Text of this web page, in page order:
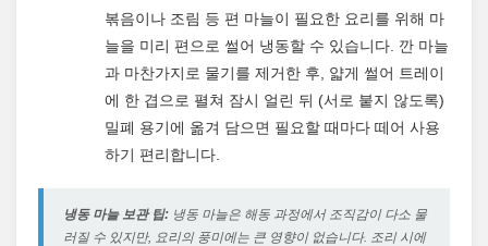
볶음이나 조림 등 편 마늘이 필요한 요리를 위해 마
늘을 미리 편으로 썰어 냉동할 수 있습니다. 깐 마늘
과 마찬가지로 물기를 제거한 후, 얇게 썰어 트레이
에 한 겹으로 펼쳐 잠시 얼린 뒤 (서로 붙지 않도록)
밀폐 용기에 옮겨 담으면 필요할 때마다 떼어 사용
하기 편리합니다.
냉동 마늘 보관 팁: 냉동 마늘은 해동 과정에서 조직감이 다소 물
러질 수 있지만, 요리의 풍미에는 큰 영향이 없습니다. 조리 시에